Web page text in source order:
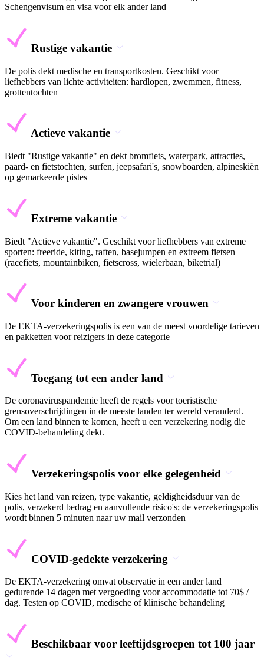
Schengenvisum en visa voor elk ander land
Rustige vakantie
De polis dekt medische en transportkosten. Geschikt voor
liefhebbers van lichte activiteiten: hardlopen, zwemmen, fitness,
grottentochten
Actieve vakantie
Biedt "Rustige vakantie" en dekt bromfiets, waterpark, attracties,
paard- en fietstochten, surfen, jeepsafari's, snowboarden, alpineskiën
op gemarkeerde pistes
Extreme vakantie
Biedt "Actieve vakantie". Geschikt voor liefhebbers van extreme
sporten: freeride, kiting, raften, basejumpen en extreem fietsen
(racefiets, mountainbiken, fietscross, wielerbaan, biketrial)
Voor kinderen en zwangere vrouwen
De EKTA-verzekeringspolis is een van de meest voordelige tarieven
en pakketten voor reizigers in deze categorie
Toegang tot een ander land
De coronaviruspandemie heeft de regels voor toeristische
grensoverschrijdingen in de meeste landen ter wereld veranderd.
Om een land binnen te komen, heeft u een verzekering nodig die
COVID-behandeling dekt.
Verzekeringspolis voor elke gelegenheid
Kies het land van reizen, type vakantie, geldigheidsduur van de
polis, verzekerd bedrag en aanvullende risico's; de verzekeringspolis
wordt binnen 5 minuten naar uw mail verzonden
COVID-gedekte verzekering
De EKTA-verzekering omvat observatie in een ander land
gedurende 14 dagen met vergoeding voor accommodatie tot 70$ /
dag. Testen op COVID, medische of klinische behandeling
Beschikbaar voor leeftijdsgroepen tot 100 jaar